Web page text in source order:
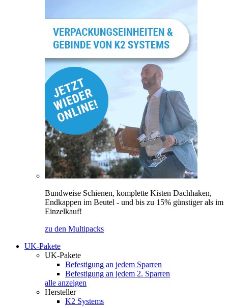
Bundweise Schienen, komplette Kisten Dachhaken,
Endkappen im Beutel - und bis zu 15% günstiger als im
Einzelkauf!
zu den Multipacks
UK-Pakete
UK-Pakete
Befestigung an jedem Sparren
Befestigung an jedem 2. Sparren
alle anzeigen
Hersteller
K2 Systems